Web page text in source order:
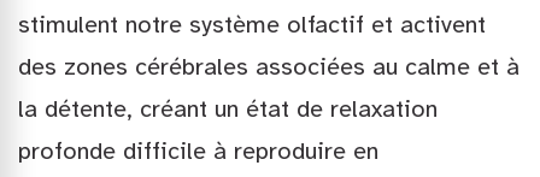
stimulent notre système olfactif et activent
des zones cérébrales associées au calme et à
la détente, créant un état de relaxation
profonde difficile à reproduire en